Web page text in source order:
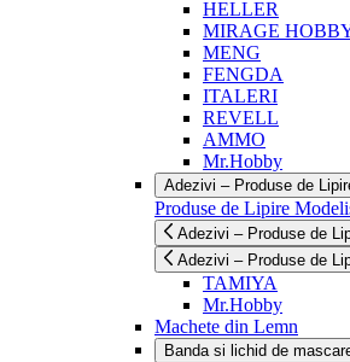
HELLER
MIRAGE
MENG
FENGDA
ITALERI
REVELL
AMMO
Mr.Hobby
Adezivi – Produse de
Produse de Lipire
Adezivi – Produse de
Adezivi – Produse de
TAMIYA
Mr.Hobby
Machete din Lemn
Banda si lichid de